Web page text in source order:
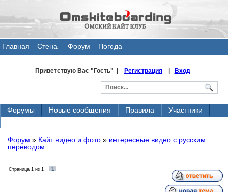
Главная
Стена
Форум Погода
Приветствую Вас"Гость" | Регистрация| Вход
Форумы Новые сообщения Правила
Участники
Форум » Кайт видео и фото » интересные видео с русским
переводом
Страница 1 из 1 1